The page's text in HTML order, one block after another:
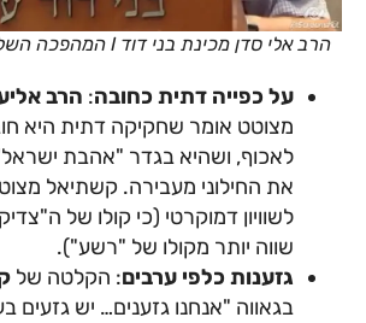
הרב אלי סדן מכינת בני דוד I המהפכה השלישית | צילום מסך
על כפייה דתית כחובה: הרב
מצוטט אומר שחקיקה דתית היא
לאכוף, ושהיא בגדר "אהבת
את החילוני מעבירה. קשתיאל
לשוויון דמוקרטי (כי קולו של
שווה יותר מקולו של "רשע").
גזענות כלפי ערבים: הקלטה של
בגאווה "אנחנו גזענים… יש גזעים